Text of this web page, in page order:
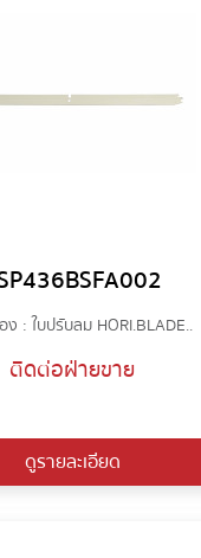
ง : ใบปรับลม HORI.BLADE..
ติดต่อฝ่ายขาย
ดูรายละเอียด